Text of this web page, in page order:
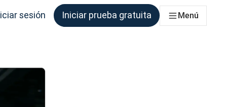
sesión Iniciar prueba gratuita Menú